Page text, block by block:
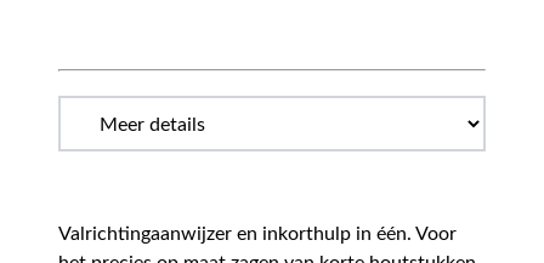
Valrichtingaanwijzer en inkorthulp in één. Voor